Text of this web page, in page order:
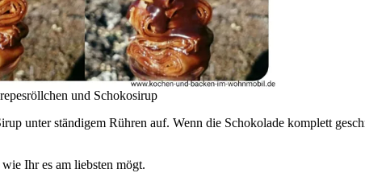
und Schokosirup
unter ständigem Rühren auf. Wenn die Schokolade komplett
Ihr es am liebsten mögt.